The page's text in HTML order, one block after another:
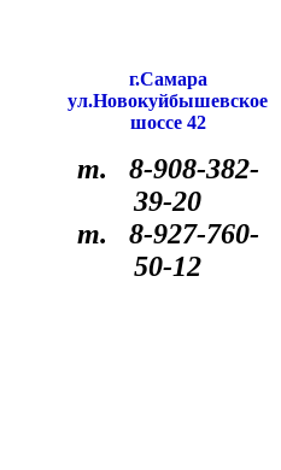
г.Самара
ул.Новокуйбышевское
шоссе 42
т. 8-908-382-
39-20
т. 8-927-760-
50-12